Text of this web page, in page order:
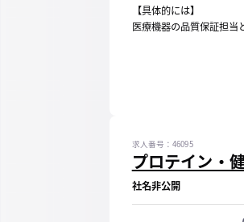
【具体的には】
医療機器の品質保証担当
■顧客からの品質に関す
プロテイン・
求人番号：46095
社名非公開